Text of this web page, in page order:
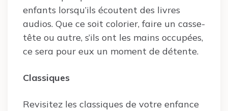
enfants lorsqu’ils écoutent des livres
audios. Que ce soit colorier, faire un casse-
tête ou autre, s’ils ont les mains occupées,
ce sera pour eux un moment de détente.
Classiques
Revisitez les classiques de votre enfance